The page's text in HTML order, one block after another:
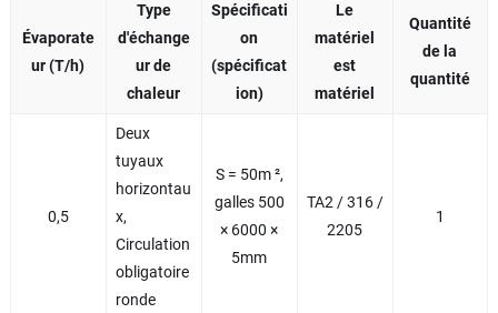
Évaporate
ur (T/h)
Type
d'échange
ur de
chaleur
Spécificati
on
(spécificat
ion)
Le
matériel
est
matériel
Quantité
de la
quantité
0,5
Deux
tuyaux
horizontau
x,
Circulation
obligatoire
ronde
S = 50m ²,
galles 500
× 6000 ×
5mm
TA2 / 316 /
2205
1